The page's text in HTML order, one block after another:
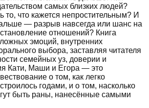
самых близких людей?
то, что кажется непростительным? И
— разрыв навсегда или шанс на
отношений? Книга
эмоций, внутренних
выбора, заставляя читателя
семейных уз, доверии и
Кати, Маши и Егора — это
о том, как легко
годами, и о том, насколько
быть раны, нанесённые самыми